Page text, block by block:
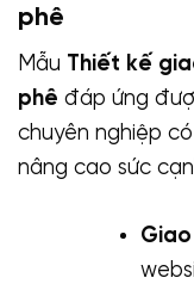
phê
Mẫu Thiết kế
phê đáp ứng
chuyên nghiệp
nâng cao sức